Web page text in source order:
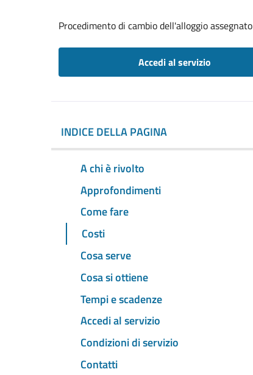
Procedimento di cambio dell'alloggio assegnato
Accedi al servizio
INDICE DELLA PAGINA
A chi è rivolto
Approfondimenti
Come fare
Costi
Cosa serve
Cosa si ottiene
Tempi e scadenze
Accedi al servizio
Condizioni di servizio
Contatti